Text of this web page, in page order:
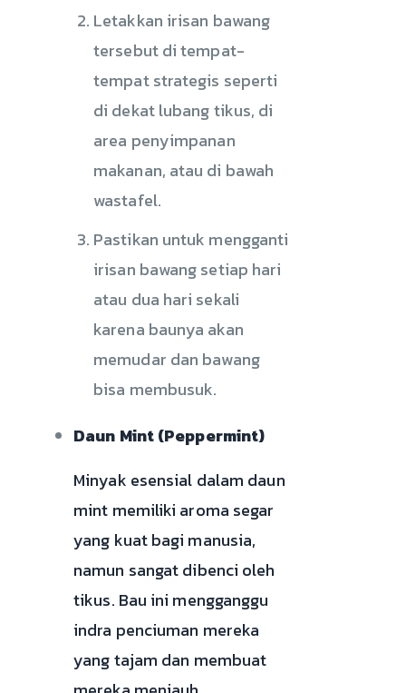
Letakkan irisan bawang
tersebut di tempat-
tempat strategis seperti
di dekat lubang tikus, di
area penyimpanan
makanan, atau di bawah
wastafel.
Pastikan untuk mengganti
irisan bawang setiap hari
atau dua hari sekali
karena baunya akan
memudar dan bawang
bisa membusuk.
Daun Mint (Peppermint)
Minyak esensial dalam daun
mint memiliki aroma segar
yang kuat bagi manusia,
namun sangat dibenci oleh
tikus. Bau ini mengganggu
indra penciuman mereka
yang tajam dan membuat